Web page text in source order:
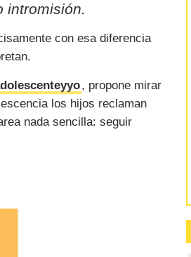
intromisión.
con esa diferencia
, propone mirar
los hijos reclaman
nada sencilla: seguir